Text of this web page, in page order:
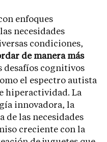
enfoques
necesidades
condiciones,
de manera más
desafíos cognitivos
el espectro autista
hiperactividad. La
innovadora, la
de las necesidades
creciente con la